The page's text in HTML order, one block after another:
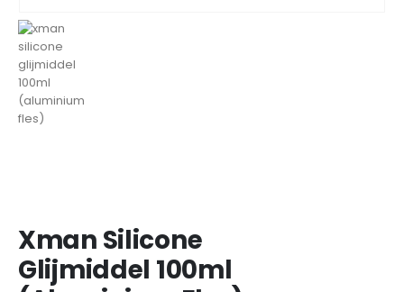
Xman Silicone
Glijmiddel 100ml